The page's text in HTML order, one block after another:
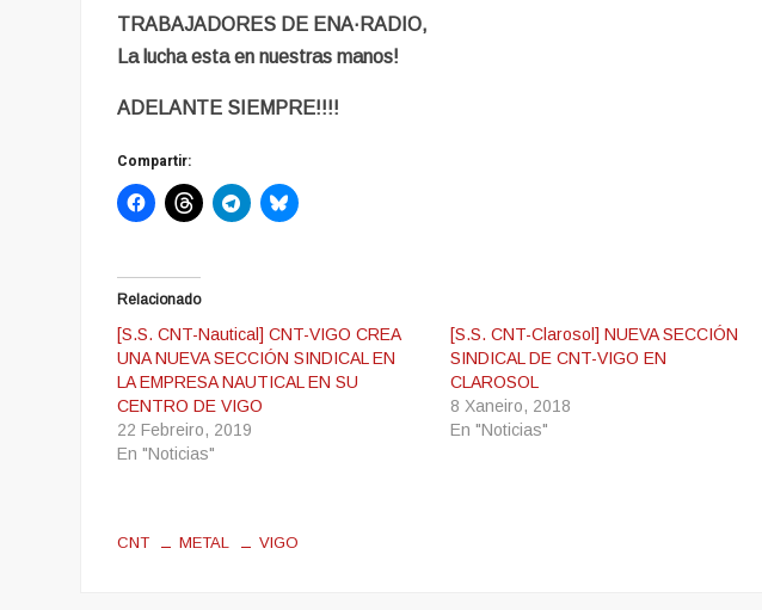
TRABAJADORES DE ENA·RADIO,
La lucha esta en nuestras manos!
ADELANTE SIEMPRE!!!!
Compartir:
Relacionado
[S.S. CNT-Nautical] CNT-VIGO CREA
UNA NUEVA SECCIÓN SINDICAL EN
LA EMPRESA NAUTICAL EN SU
CENTRO DE VIGO
22 Febreiro, 2019
En "Noticias"
[S.S. CNT-Clarosol] NUEVA SECCIÓN
SINDICAL DE CNT-VIGO EN
CLAROSOL
8 Xaneiro, 2018
En "Noticias"
CNT METAL VIGO